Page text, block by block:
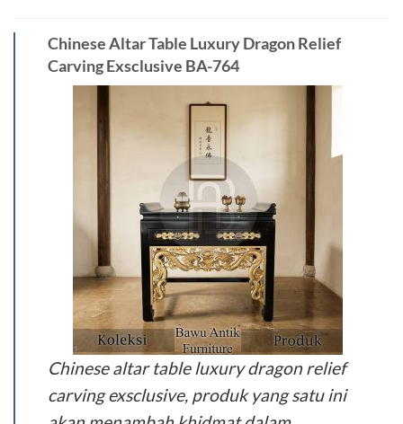
Chinese Altar Table Luxury Dragon Relief
Carving Exsclusive BA-764
Chinese altar table luxury dragon relief
carving exsclusive, produk yang satu ini